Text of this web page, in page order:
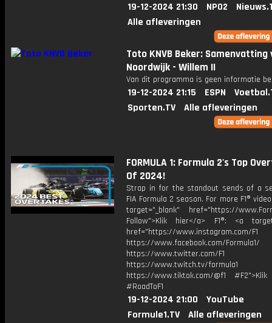
19-12-2024 21:30 NPO2
Alle afleveringen
Toto KNVB Beker: Samenvatting
Noordwijk - Willem II
Van dit programma is geen informatie
19-12-2024 21:15 ESPN
Sporten.TV
Alle afleveringen
FORMULA 1: Formula 2's Top
Of 2024!
Strap in for the standout sends of a
FIA Formula 2 season. For more F1®
target="_blank" href="https://
Follow">Klik hier</a> F1®: <a
href="https://www.instagram.com/F1
https://www.facebook.com/Formula1/
https://www.twitter.com/F1
https://www.twitch.tv/formula1
https://www.tiktok.com/@f1
#RoadToF1
19-12-2024 21:00
YouTube
Formule1.TV
Alle afleveringen